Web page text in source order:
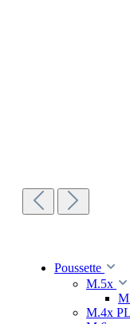
Poussette
M.5x
M.4x